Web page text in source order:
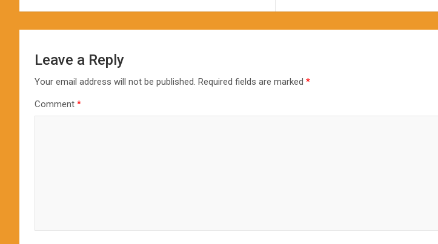
Leave a Reply
Your email address will not be published. Required fields are marked *
Comment *